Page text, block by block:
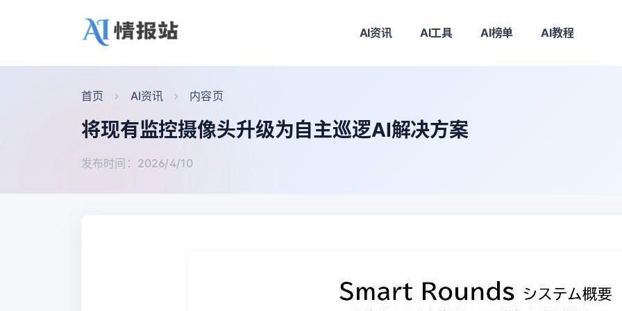
AI资讯 AI工具 AI榜单 AI教程
首页 AI资讯 内容页
将现有监控摄像头升级为自主巡逻AI解决方案
发布时间：2026/4/10